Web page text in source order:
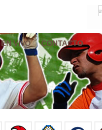
EN VIVO CONTACTO